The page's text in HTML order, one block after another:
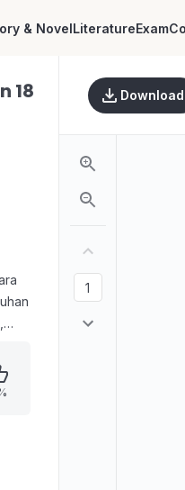
& NovelLiteratureExam
18
Download